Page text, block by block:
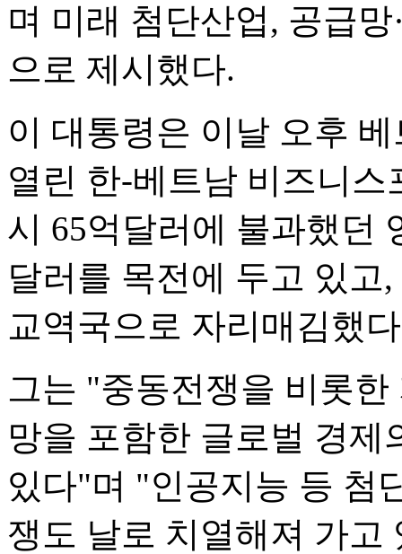
며 미래 첨단산업, 공급
으로 제시했다.
이 대통령은 이날 오후
열린 한-베트남 비즈니
시 65억달러에 불과했던
달러를 목전에 두고 있고
교역국으로 자리매김했
그는 "중동전쟁을 비롯
망을 포함한 글로벌 경
있다"며 "인공지능 등 첨
쟁도 날로 치열해져 가고